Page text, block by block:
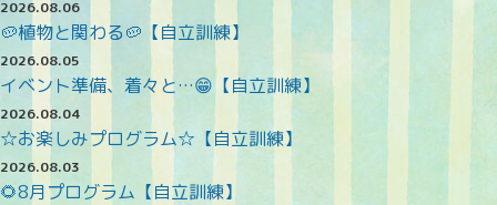
2026.08.06
🥔植物と関わる🥔【自立訓練】
2026.08.05
イベント準備、着々と…😁【自立訓練】
2026.08.04
☆お楽しみプログラム☆【自立訓練】
2026.08.03
🌻8月プログラム【自立訓練】